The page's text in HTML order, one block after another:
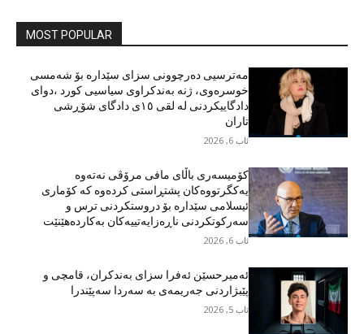
MOST POPULAR
مەترسیی دەرچوونی سزای سێدارە بۆ شەمسی
خوسرەوی، ژنە بەندکراوی سیاسیی کورد ،دوای
دادگاییکردنی لە لقی ١٥ی دادگای شۆڕشی
تاران
ئاب 6, 2026
کۆمیسەری باڵای مافی مرۆڤی نەتەوە
یەکگرتووەکان پشتڕاستی کردەوە کە کۆماری
ئیسلامی سێدارە بۆ دروستکردنی ترس و
سەرکوتکردنی ناڕەزایەتییەکان بەکاردەهێنێت
ئاب 6, 2026
ئەمیرحسێن ئەفرا سزای بەندکران، قامچی و
پێبژاردنی جەریمەی بە سەردا سەپێندرا
ئاب 5, 2026